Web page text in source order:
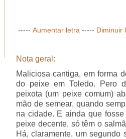
----- Aumentar letra ----- Diminuir
Nota geral:
Maliciosa cantiga, em forma
do peixe em Toledo. Pero
peixota (um peixe comum)
mão de semear, quando
na cidade. E ainda que
peixe decente, só têm o
Há, claramente, um segundo